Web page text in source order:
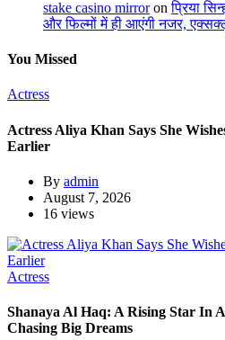
stake casino mirroronप्रिया
और फिल्मों में ही आएंगी नजर,
You Missed
Actress
Actress Aliya Khan Says She
Earlier
By admin
August 7, 2026
16 views
Actress
Shanaya Al Haq: A Rising Star In
Chasing Big Dreams